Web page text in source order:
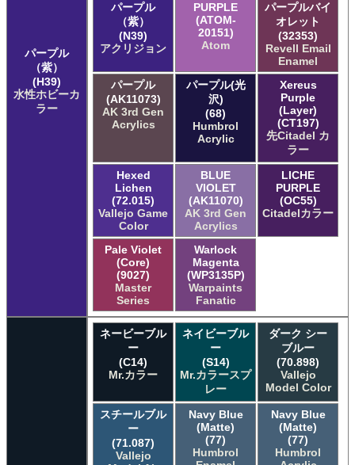
パープル
（紫）
(H39)
水性ホビーカ
ラー
パープル
（紫）
(N39)
アクリジョン
PURPLE
(ATOM-
20151)
Atom
パープルバイ
オレット
(32353)
Revell Email
Enamel
パープル
(AK11073)
AK 3rd Gen
Acrylics
パープル(光
沢)
(68)
Humbrol
Acrylic
Xereus
Purple
(Layer)
(CT197)
先Citadel カ
ラー
Hexed
Lichen
(72.015)
Vallejo Game
Color
BLUE
VIOLET
(AK11070)
AK 3rd Gen
Acrylics
LICHE
PURPLE
(OC55)
Citadelカラー
Pale Violet
(Core)
(9027)
Master
Series
Warlock
Magenta
(WP3135P)
Warpaints
Fanatic
ネービーブル
ー
(C14)
Mr.カラー
ネイビーブル
ー
(S14)
Mr.カラースプ
レー
ダーク シー
ブルー
(70.898)
Vallejo
Model Color
スチールブル
ー
(71.087)
Vallejo
Navy Blue
(Matte)
(77)
Humbrol
Navy Blue
(Matte)
(77)
Humbrol